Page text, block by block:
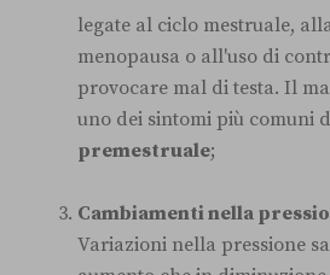
legate al ciclo mestruale,
menopausa o all'uso di
provocare mal di testa. Il
uno dei sintomi più comuni
premestruale;
Cambiamenti nella
Variazioni nella pressione